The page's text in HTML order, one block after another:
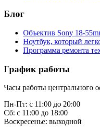
Блог
Объектив Sony 18-
Ноутбук, который
Программа ремонта
График работы
Часы работы центрального
Пн-Пт: с 11:00 до 20:00
Сб: с 11:00 до 18:00
Воскресенье: выходной